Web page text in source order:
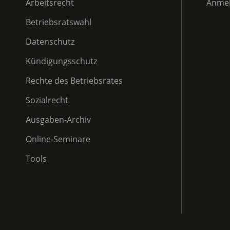
Arbeitsrecht
Betriebsratswahl
Datenschutz
Kündigungsschutz
Rechte des Betriebsrates
Sozialrecht
Ausgaben-Archiv
Online-Seminare
Tools